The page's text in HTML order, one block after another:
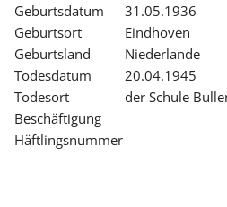
GESCHICHTE
BILDUNG
FORSCHUNG
SERVICE
Geburtsdatum
31.05.1936
Geburtsort
Eindhoven
Geburtsland
Niederlande
Todesdatum
20.04.1945
Todesort
der Schule
Beschäftigung
Häftlingsnummer